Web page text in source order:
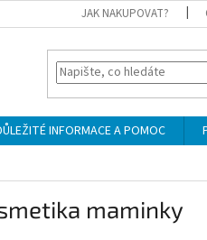
JAK NAKUPOVAT?
INFORMACE A POMOC
maminky